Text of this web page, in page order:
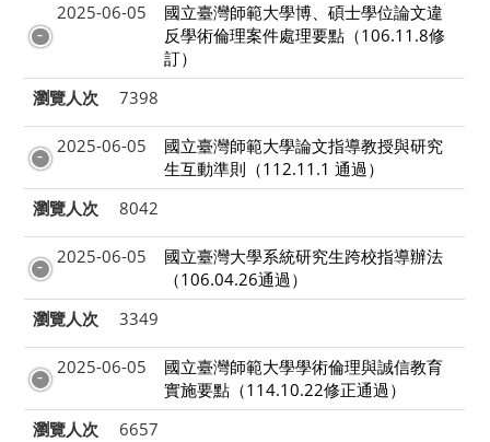
2025-06-05
國立臺灣師範大學博、碩士學位論文違
反學術倫理案件處理要點（106.11.8修
訂）
瀏覽人次
7398
2025-06-05
國立臺灣師範大學論文指導教授與研究
生互動準則（112.11.1 通過）
瀏覽人次
8042
2025-06-05
國立臺灣大學系統研究生跨校指導辦法
（106.04.26通過）
瀏覽人次
3349
2025-06-05
國立臺灣師範大學學術倫理與誠信教育
實施要點（114.10.22修正通過）
瀏覽人次
6657